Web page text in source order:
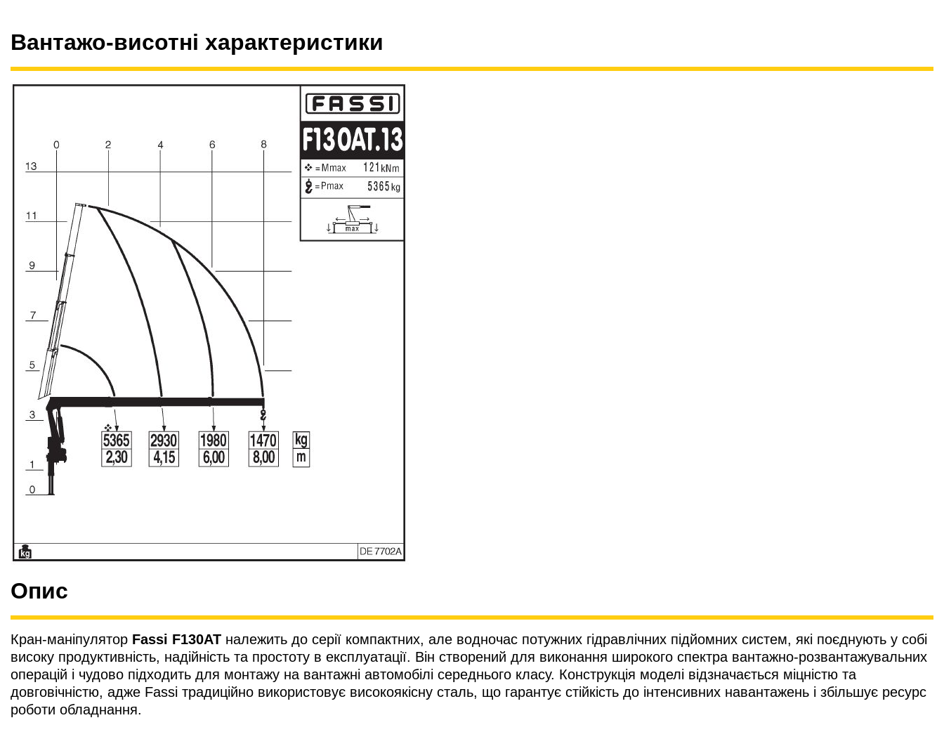
Вантажо-висотні характеристики
Опис
Кран-маніпулятор Fassi F130AT належить до серії компактних, але водночас потужних гідравлічних підйомних систем, які поєднують у собі
високу продуктивність, надійність та простоту в експлуатації. Він створений для виконання широкого спектра вантажно-розвантажувальних
операцій і чудово підходить для монтажу на вантажні автомобілі середнього класу. Конструкція моделі відзначається міцністю та
довговічністю, адже Fassi традиційно використовує високоякісну сталь, що гарантує стійкість до інтенсивних навантажень і збільшує ресурс
роботи обладнання.